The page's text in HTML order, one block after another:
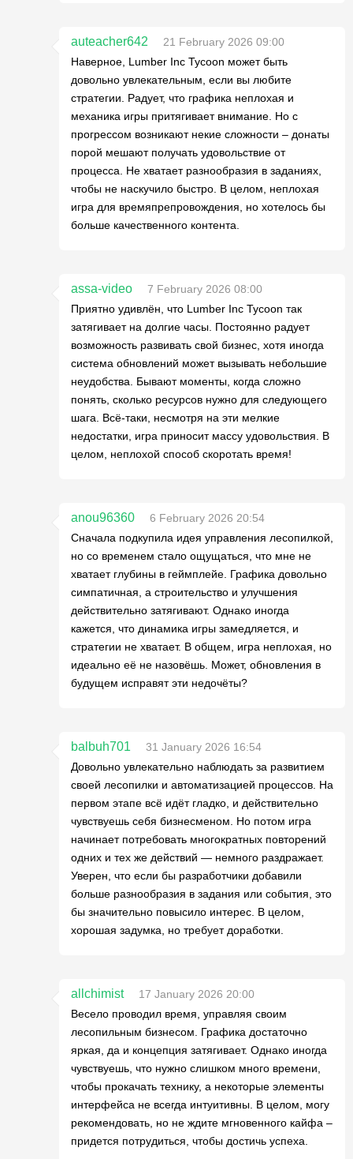
auteacher642
21 February 2026 09:00
Наверное, Lumber Inc Tycoon может быть
довольно увлекательным, если вы любите
стратегии. Радует, что графика неплохая и
механика игры притягивает внимание. Но с
прогрессом возникают некие сложности – донаты
порой мешают получать удовольствие от
процесса. Не хватает разнообразия в заданиях,
чтобы не наскучило быстро. В целом, неплохая
игра для времяпрепровождения, но хотелось бы
больше качественного контента.
assa-video
7 February 2026 08:00
Приятно удивлён, что Lumber Inc Tycoon так
затягивает на долгие часы. Постоянно радует
возможность развивать свой бизнес, хотя иногда
система обновлений может вызывать небольшие
неудобства. Бывают моменты, когда сложно
понять, сколько ресурсов нужно для следующего
шага. Всё-таки, несмотря на эти мелкие
недостатки, игра приносит массу удовольствия. В
целом, неплохой способ скоротать время!
anou96360
6 February 2026 20:54
Сначала подкупила идея управления лесопилкой,
но со временем стало ощущаться, что мне не
хватает глубины в геймплейе. Графика довольно
симпатичная, а строительство и улучшения
действительно затягивают. Однако иногда
кажется, что динамика игры замедляется, и
стратегии не хватает. В общем, игра неплохая, но
идеально её не назовёшь. Может, обновления в
будущем исправят эти недочёты?
balbuh701
31 January 2026 16:54
Довольно увлекательно наблюдать за развитием
своей лесопилки и автоматизацией процессов. На
первом этапе всё идёт гладко, и действительно
чувствуешь себя бизнесменом. Но потом игра
начинает потребовать многократных повторений
одних и тех же действий — немного раздражает.
Уверен, что если бы разработчики добавили
больше разнообразия в задания или события, это
бы значительно повысило интерес. В целом,
хорошая задумка, но требует доработки.
allchimist
17 January 2026 20:00
Весело проводил время, управляя своим
лесопильным бизнесом. Графика достаточно
яркая, да и концепция затягивает. Однако иногда
чувствуешь, что нужно слишком много времени,
чтобы прокачать технику, а некоторые элементы
интерфейса не всегда интуитивны. В целом, могу
рекомендовать, но не ждите мгновенного кайфа –
придется потрудиться, чтобы достичь успеха.